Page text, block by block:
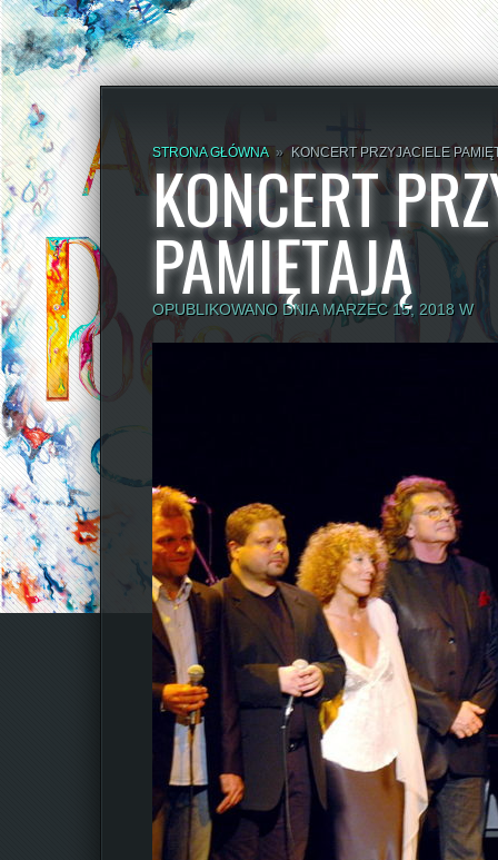
STRONA GŁÓWNA » KONCERT PRZYJACIELE
KONCERT
PAMIĘTAJĄ
OPUBLIKOWANO DNIA MARZEC 15, 2018 W